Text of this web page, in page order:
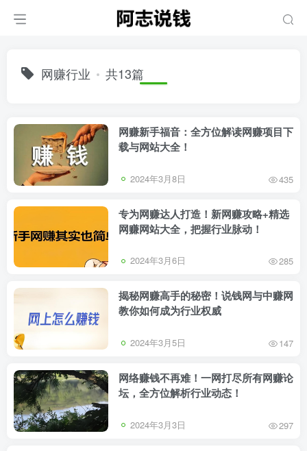
网赚行业 共13篇
网赚新手福音：全方位解读网赚项目下
载与网站大全！
2024年3月8日 435
专为网赚达人打造！新网赚攻略+精选
网赚网站大全，把握行业脉动！
2024年3月6日 285
揭秘网赚高手的秘密！说钱网与中赚网
教你如何成为行业权威
2024年3月5日 147
网络赚钱不再难！一网打尽所有网赚论
坛，全方位解析行业动态！
2024年3月3日 297